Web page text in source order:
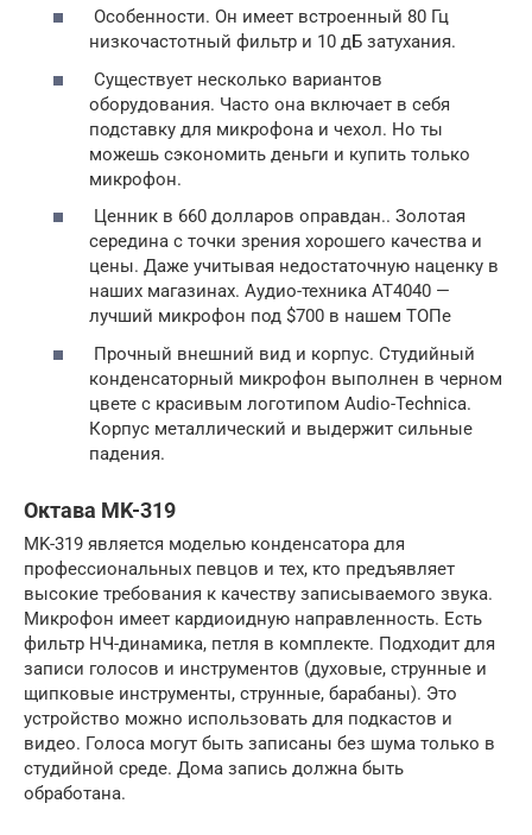
Особенности. Он имеет встроенный 80 Гц
низкочастотный фильтр и 10 дБ затухания.
Существует несколько вариантов
оборудования. Часто она включает в себя
подставку для микрофона и чехол. Но ты
можешь сэкономить деньги и купить только
микрофон.
Ценник в 660 долларов оправдан.. Золотая
середина с точки зрения хорошего качества и
цены. Даже учитывая недостаточную наценку в
наших магазинах. Аудио-техника AT4040 —
лучший микрофон под $700 в нашем ТОПе
Прочный внешний вид и корпус. Студийный
конденсаторный микрофон выполнен в черном
цвете с красивым логотипом Audio-Technica.
Корпус металлический и выдержит сильные
падения.
Октава MK-319
MK-319 является моделью конденсатора для
профессиональных певцов и тех, кто предъявляет
высокие требования к качеству записываемого звука.
Микрофон имеет кардиоидную направленность. Есть
фильтр НЧ-динамика, петля в комплекте. Подходит для
записи голосов и инструментов (духовые, струнные и
щипковые инструменты, струнные, барабаны). Это
устройство можно использовать для подкастов и
видео. Голоса могут быть записаны без шума только в
студийной среде. Дома запись должна быть
обработана.